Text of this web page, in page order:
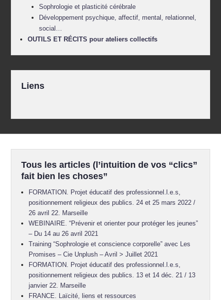
Sophrologie et plasticité cérébrale
Développement psychique, affectif, mental, relationnel,
social…
OUTILS ET RÉCITS pour ateliers collectifs
Liens
Tous les articles (l’intuition de vos “clics”
fait bien les choses”
FORMATION. Projet éducatif des professionnel.l.e.s,
positionnement religieux des publics. 24 et 25 mars 2022 /
26 avril 22. Marseille
WEBINAIRE. “Prévenir et orienter pour protéger les jeunes”
– Du 14 au 26 avril 2021
Training “Sophrologie et conscience corporelle” avec Les
Promises – Cie Unplush – Avril > Juillet 2021
FORMATION. Projet éducatif des professionnel.l.e.s,
positionnement religieux des publics. 13 et 14 déc. 21 / 13
janvier 22. Marseille
FRANCE. Laïcité, liens et ressources